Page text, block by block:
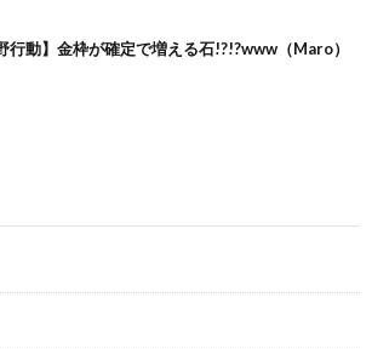
行動】金枠が確定で増える石!?!?www（Maro）